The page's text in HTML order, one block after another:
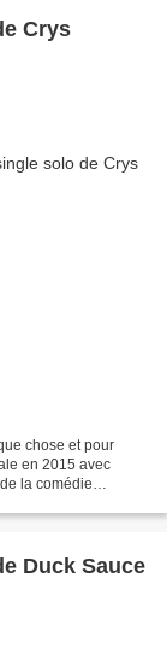
Crys
chose et pour
en 2015 avec
la comédie
Duck Sauce